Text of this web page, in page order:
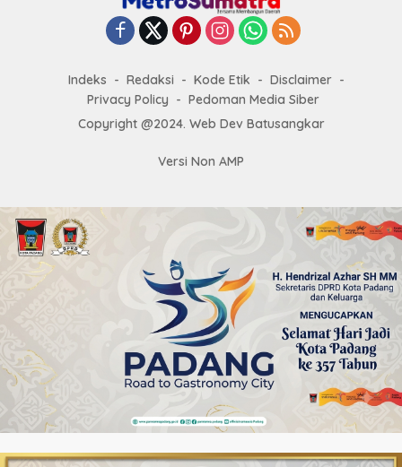
Indeks Redaksi Kode Etik
Disclaimer
Privacy Policy
Pedoman Media Siber
Copyright @2024. Web Dev Batusangkar
Versi Non AMP